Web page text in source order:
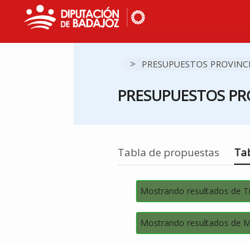
> PRESUPUESTOS
PRESUPUESTOS
Tabla de propuestas
Mostrando resultados de
Mostrando resultados de